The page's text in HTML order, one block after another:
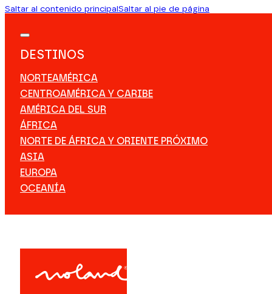
Saltar al contenido principal Saltar al pie de página
DESTINOS
NORTEAMÉRICA
CENTROAMÉRICA Y CARIBE
AMÉRICA DEL SUR
ÁFRICA
NORTE DE ÁFRICA Y ORIENTE PRÓXIMO
ASIA
EUROPA
OCEANÍA